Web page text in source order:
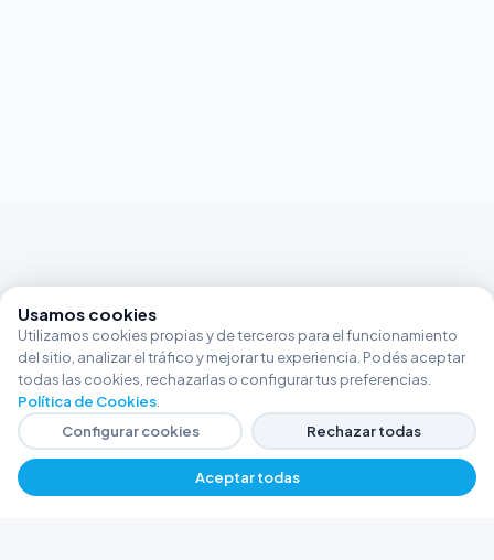
Usamos cookies
Utilizamos cookies propias y de terceros para el funcionamiento
del sitio, analizar el tráfico y mejorar tu experiencia. Podés aceptar
todas las cookies, rechazarlas o configurar tus preferencias.
Política de Cookies
Configurar cookies
Rechazar todas
Aceptar todas